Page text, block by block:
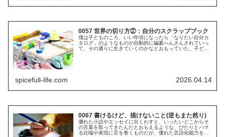
0057 世界の切り方②：自分のスクラップブック
僕は子どものころ、いい年頃になったら「なりたい自分カ
タログ」のようなものが自動的に編纂へんさんされていっ
て、その通りに生きていくのかなとおもっていた。子ども
spicefull-life.com 2026.04.14
0067 書けるけど、描けないこと(逆もまた然り)
優れた小説やエッセイに出くわすと、いったいどこからそ
の言葉を取ってきたんだとおもえるような、ぴたりとハマ
る比喩や表現に舌を巻くものだが、優れた言語化能力を持